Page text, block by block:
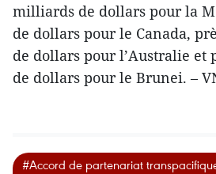
milliards de dollars pour la
de dollars pour le Canada,
de dollars pour l’Australie et
de dollars pour le Brunei. –
#Accord de partenariat